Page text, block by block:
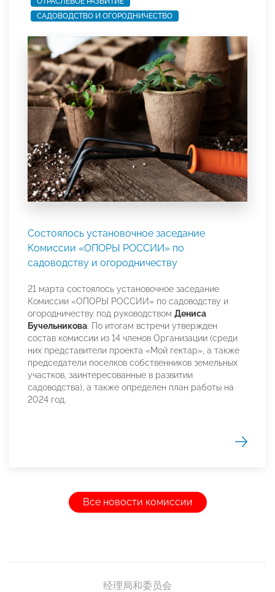
САДОВОДСТВО И ОГОРОДНИЧЕСТВО
Состоялось установочное заседание
Комиссии «ОПОРЫ РОССИИ» по
садоводству и огородничеству
21 марта состоялось установочное заседание
Комиссии «ОПОРЫ РОССИИ» по садоводству и
огородничеству под руководством Дениса
Бучельникова. По итогам встречи утвержден
состав комиссии из 14 членов Организации (среди
них представители проекта «Мой гектар», а также
председатели поселков собственников земельных
участков, заинтересованные в развитии
садоводства), а также определен план работы на
2024 год.
Все новости комиссии
经理局和委员会